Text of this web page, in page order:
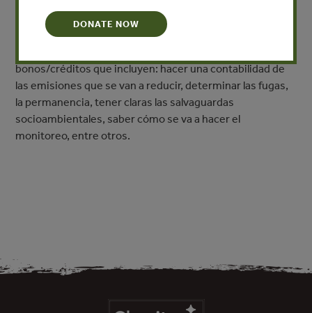
por otro lado una organización que compra
bonos/créditos de carbono. Existen varios protocolos y
bonos/créditos que incluyen: hacer una contabilidad de
las emisiones que se van a reducir, determinar las fugas,
la permanencia, tener claras las salvaguardas
socioambientales, saber cómo se va a hacer el
monitoreo, entre otros.
DONATE NOW